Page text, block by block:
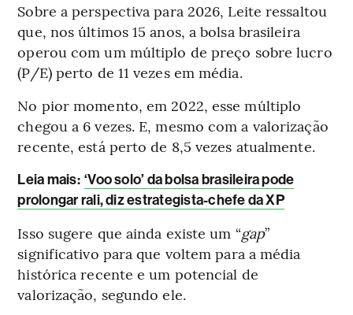
Sobre a perspectiva para 2026, Leite ressaltou
que, nos últimos 15 anos, a bolsa brasileira
operou com um múltiplo de preço sobre lucro
(P/E) perto de 11 vezes em média.
No pior momento, em 2022, esse múltiplo
chegou a 6 vezes. E, mesmo com a valorização
recente, está perto de 8,5 vezes atualmente.
Leia mais: ‘Voo solo’ da bolsa brasileira pode
prolongar rali, diz estrategista-chefe da XP
Isso sugere que ainda existe um “gap”
significativo para que voltem para a média
histórica recente e um potencial de
valorização, segundo ele.